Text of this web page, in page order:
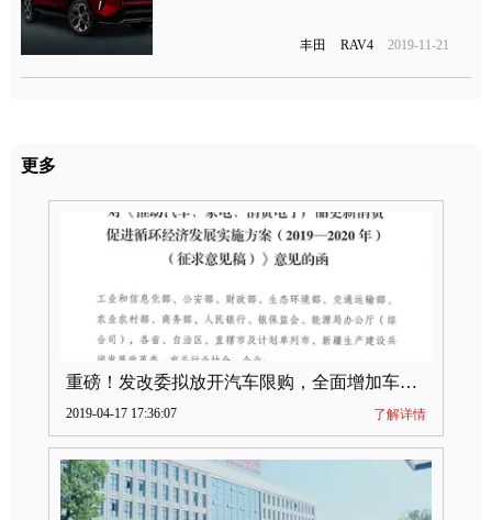
丰田 RAV4 2019-11-21
更多
重磅！发改委拟放开汽车限购，全面增加车牌指标
2019-04-17 17:36:07 了解详情